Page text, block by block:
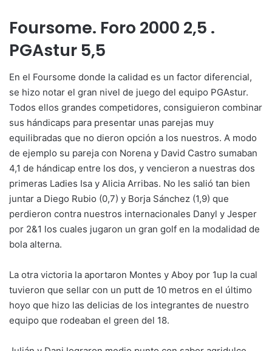
Foursome. Foro 2000 2,5 .
PGAstur 5,5
En el Foursome donde la calidad es un factor diferencial,
se hizo notar el gran nivel de juego del equipo PGAstur.
Todos ellos grandes competidores, consiguieron combinar
sus hándicaps para presentar unas parejas muy
equilibradas que no dieron opción a los nuestros. A modo
de ejemplo su pareja con Norena y David Castro sumaban
4,1 de hándicap entre los dos, y vencieron a nuestras dos
primeras Ladies Isa y Alicia Arribas. No les salió tan bien
juntar a Diego Rubio (0,7) y Borja Sánchez (1,9) que
perdieron contra nuestros internacionales Danyl y Jesper
por 2&1 los cuales jugaron un gran golf en la modalidad de
bola alterna.
La otra victoria la aportaron Montes y Aboy por 1up la cual
tuvieron que sellar con un putt de 10 metros en el último
hoyo que hizo las delicias de los integrantes de nuestro
equipo que rodeaban el green del 18.